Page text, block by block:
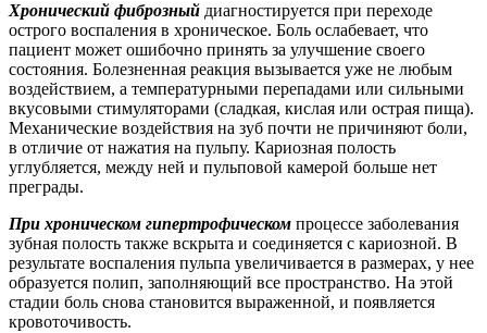
Хронический фиброзный диагностируется при переходе
острого воспаления в хроническое. Боль ослабевает, что
пациент может ошибочно принять за улучшение своего
состояния. Болезненная реакция вызывается уже не любым
воздействием, а температурными перепадами или сильными
вкусовыми стимуляторами (сладкая, кислая или острая пища).
Механические воздействия на зуб почти не причиняют боли,
в отличие от нажатия на пульпу. Кариозная полость
углубляется, между ней и пульповой камерой больше нет
преграды.
При хроническом гипертрофическом процессе заболевания
зубная полость также вскрыта и соединяется с кариозной. В
результате воспаления пульпа увеличивается в размерах, у нее
образуется полип, заполняющий все пространство. На этой
стадии боль снова становится выраженной, и появляется
кровоточивость.